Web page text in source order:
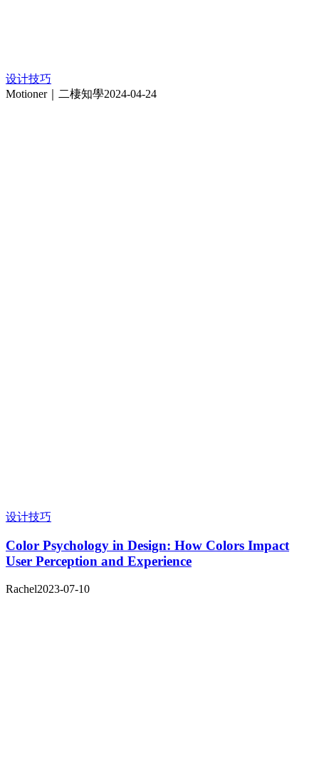
设计技巧
Motioner｜二棲知學2024-04-24
设计技巧
Color Psychology in Design: How Colors Impact
User Perception and Experience
Rachel2023-07-10